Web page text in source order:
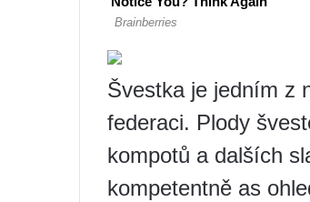
Švestka je jedním z
federaci. Plody
kompotů a dalších
kompetentně as